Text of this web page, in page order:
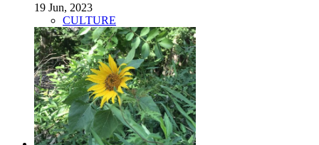
19 Jun, 2023
CULTURE